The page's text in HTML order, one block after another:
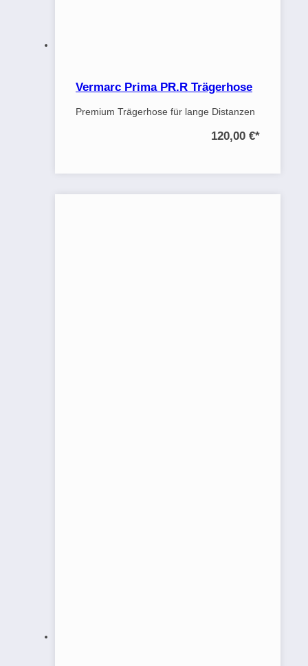
Vermarc Prima PR.R Trägerhose
Premium Trägerhose für lange Distanzen
120,00 €*